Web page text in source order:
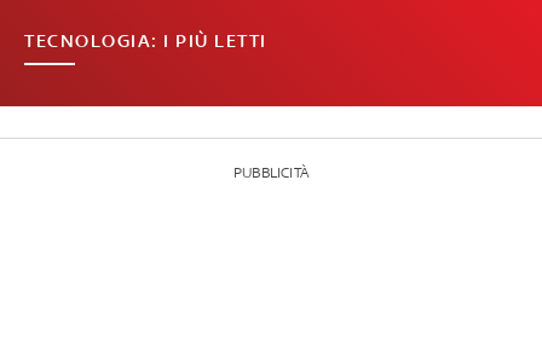
TECNOLOGIA: I PIÙ LETTI
PUBBLICITÀ